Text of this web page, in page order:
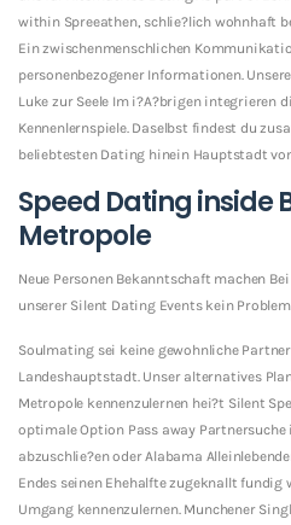
within Spreeathen, schlie?lich wohnhaft
Ein zwischenmenschlichen
personenbezogener Informationen.
Luke zur Seele Im i?A?brigen integrieren
Kennenlernspiele. Daselbst findest du
beliebtesten Dating hinein Hauptstadt
Speed Dating inside
Metropole
Neue Personen Bekanntschaft machen
unserer Silent Dating Events kein
Soulmating sei keine gewohnliche
Landeshauptstadt. Unser alternatives
Metropole kennenzulernen hei?t Silent
optimale Option Pass away
abzuschlie?en oder Alabama
Endes seinen Ehehalfte zugeknallt fundig
Umgang kennenzulernen. Munchener